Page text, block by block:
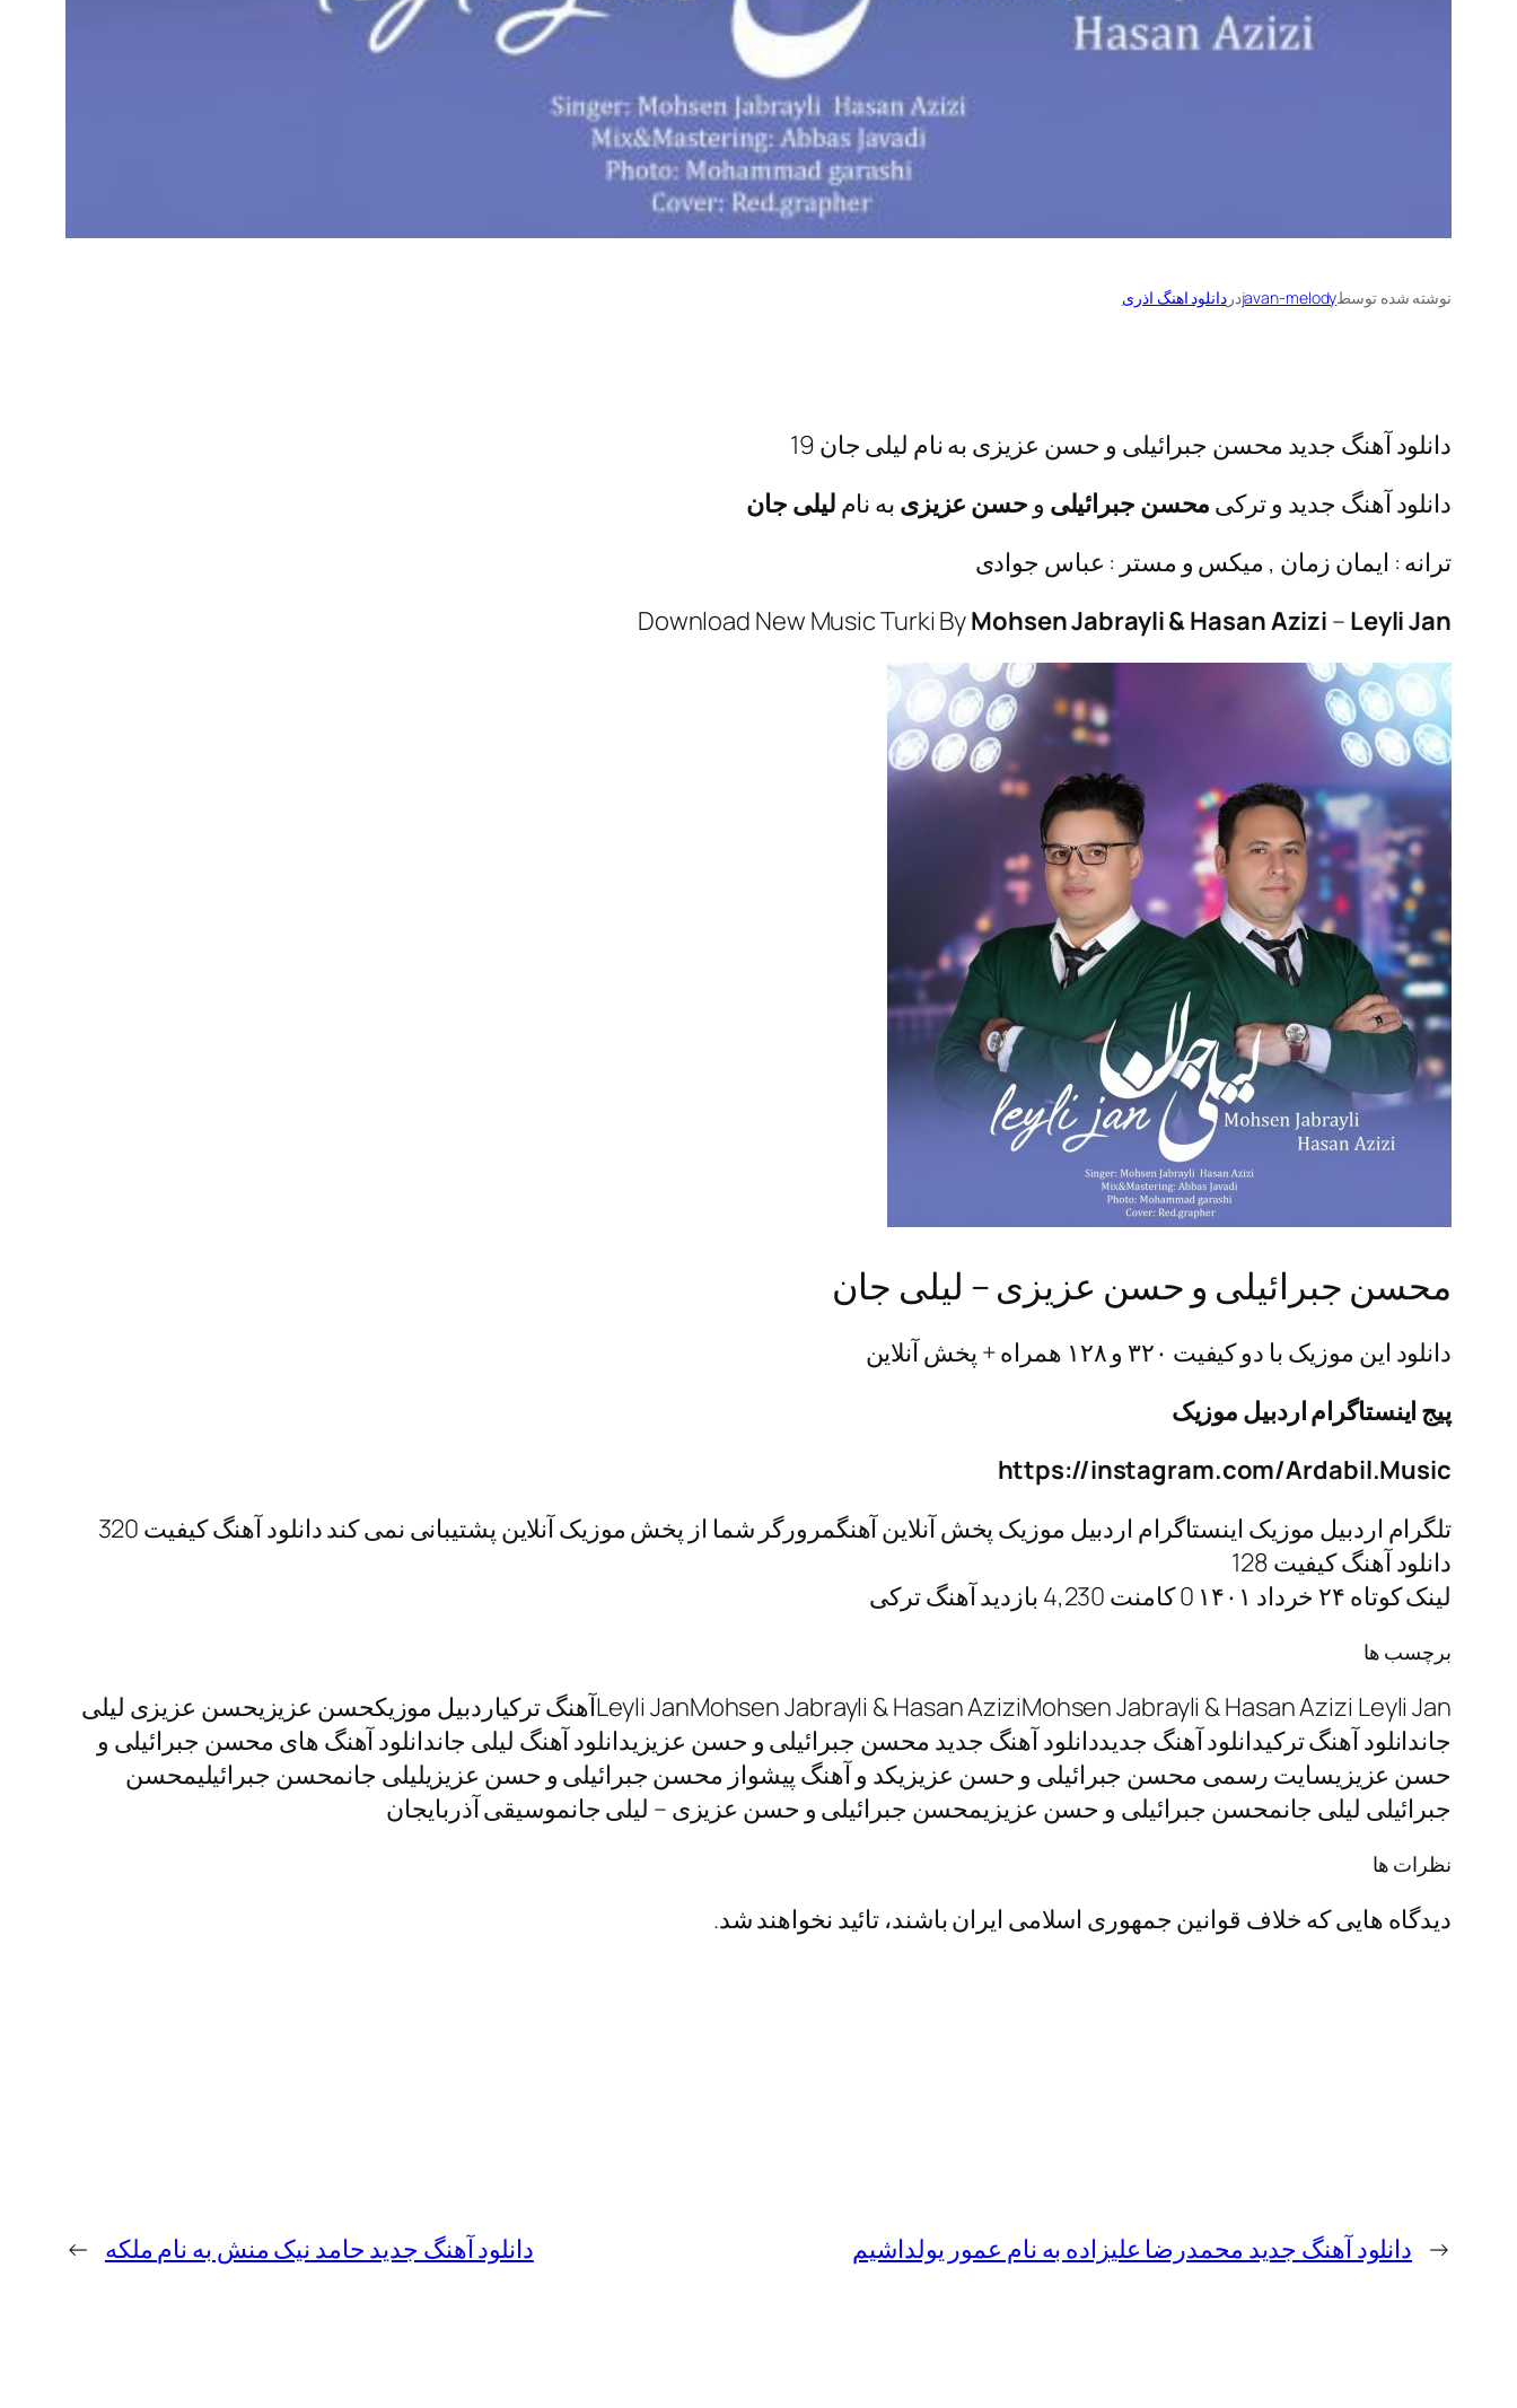
نوشته شده توسطjavan-melodyدردانلود اهنگ اذری
دانلود آهنگ جدید محسن جبرائیلی و حسن عزیزی به نام لیلی جان 19
دانلود آهنگ جدید و ترکی محسن جبرائیلی و حسن عزیزی به نام لیلی جان
ترانه : ایمان زمان , میکس و مستر : عباس جوادی
Download New Music Turki ByMohsen Jabrayli&Hasan Azizi – Leyli Jan
محسن جبرائیلی و حسن عزیزی – لیلی جان
دانلود این موزیک با دو کیفیت ۳۲۰ و ۱۲۸ همراه + پخش آنلاین
پیج اینستاگرام اردبیل موزیک
https://instagram.com/Ardabil.Music
تلگرام اردبیل موزیک اینستاگرام اردبیل موزیک پخش آنلاین آهنگ
مرورگر شما از پخش موزیک آنلاین پشتیبانی نمی کند دانلود آهنگ کیفیت 320
دانلود آهنگ کیفیت 128
لینک کوتاه ۲۴ خرداد ۱۴۰۱ 0 کامنت 4,230 بازدید آهنگ ترکی
برچسب ها
Leyli JanMohsen Jabrayli & Hasan AziziMohsen Jabrayli & Hasan Azizi Leyli Janآهنگ ترکیاردبیل موزیکحسن عزیزیحسن عزیزی لیلی
جاندانلود آهنگ ترکیدانلود آهنگ جدیددانلود آهنگ جدید محسن جبرائیلی و حسن عزیزیدانلود آهنگ لیلی جاندانلود آهنگ های محسن جبرائیلی و
حسن عزیزیسایت رسمی محسن جبرائیلی و حسن عزیزیکد و آهنگ پیشواز محسن جبرائیلی و حسن عزیزیلیلی جانمحسن جبرائیلیمحسن
جبرائیلی لیلی جانمحسن جبرائیلی و حسن عزیزیمحسن جبرائیلی و حسن عزیزی – لیلی جانموسیقی آذربایجان
نظرات ها
دیدگاه هایی که خلاف قوانین جمهوری اسلامی ایران باشند، تائید نخواهند شد.
← دانلود آهنگ جدید محمدرضا علیزاده به نام عمور یولداشیم دانلود آهنگ جدید حامد نیک منش به نام ملکه →